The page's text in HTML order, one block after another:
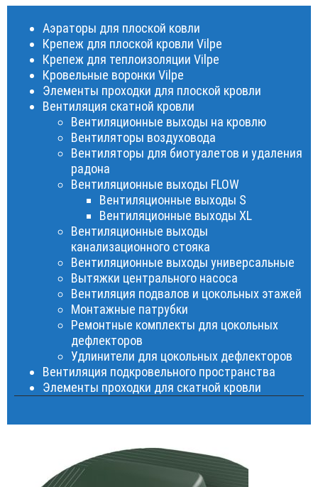
Аэраторы для плоской ковли
Крепеж для плоской кровли Vilpe
Крепеж для теплоизоляции Vilpe
Кровельные воронки Vilpe
Элементы проходки для плоской кровли
Вентиляция скатной кровли
Вентиляционные выходы на кровлю
Вентиляторы воздуховода
Вентиляторы для биотуалетов и удаления
радона
Вентиляционные выходы FLOW
Вентиляционные выходы S
Вентиляционные выходы XL
Вентиляционные выходы
канализационного стояка
Вентиляционные выходы универсальные
Вытяжки центрального насоса
Вентиляция подвалов и цокольных этажей
Монтажные патрубки
Ремонтные комплекты для цокольных
дефлекторов
Удлинители для цокольных дефлекторов
Вентиляция подкровельного пространства
Элементы проходки для скатной кровли